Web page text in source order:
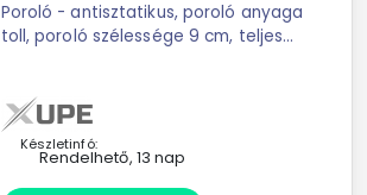
Poroló - antisztatikus, poroló anyaga
toll, poroló szélessége 9 cm, teljes
Készletinfó:
Rendelhető, 13 nap